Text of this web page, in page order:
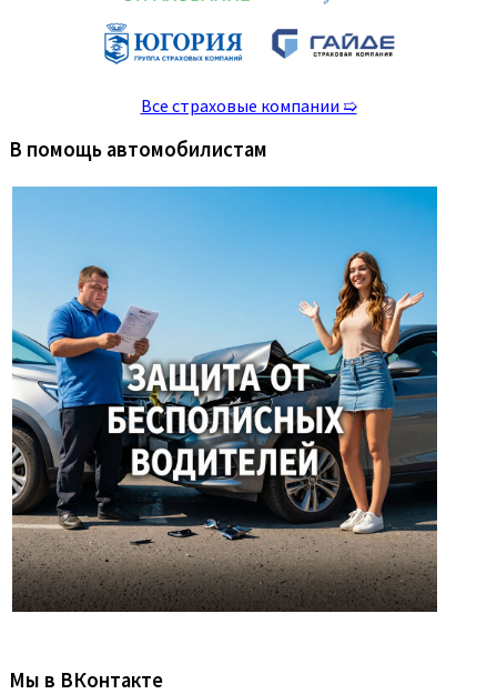
Все страховые компании ➯
В помощь автомобилистам
Мы в ВКонтакте